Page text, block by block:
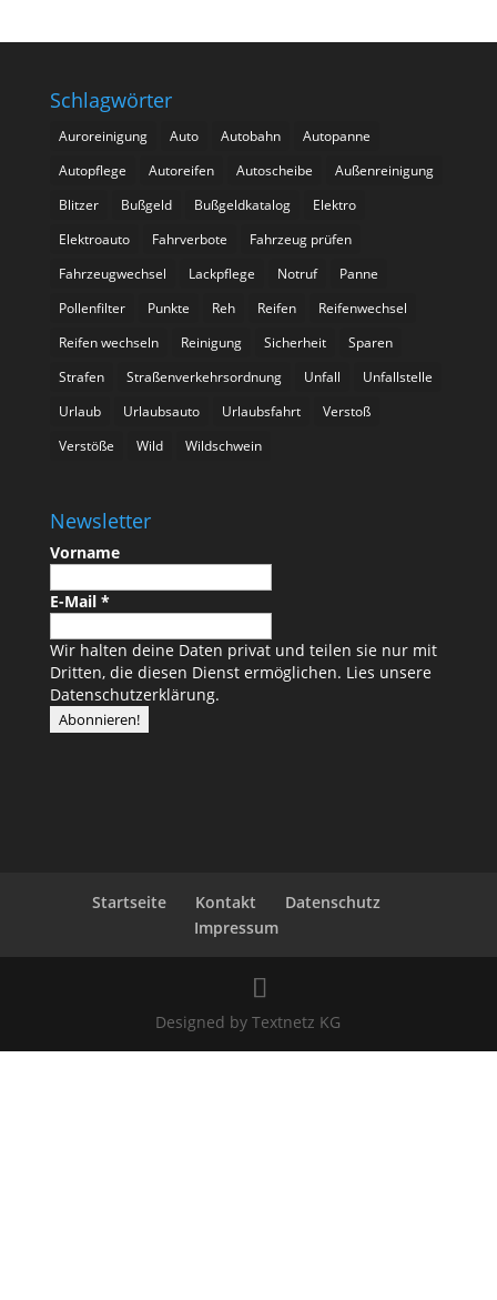
Schlagwörter
Auroreinigung Auto Autobahn
Autopanne
Autopflege
Autoreifen Autoscheibe
Außenreinigung
Blitzer
Bußgeld Bußgeldkatalog
Elektro
Elektroauto
Fahrverbote
Fahrzeug prüfen
Fahrzeugwechsel
Lackpflege Notruf
Panne
Pollenfilter
Punkte Reh Reifen
Reifenwechsel
Reifen wechseln
Reinigung Sicherheit
Sparen
Strafen
Straßenverkehrsordnung Unfall
Unfallstelle
Urlaub
Urlaubsauto Urlaubsfahrt
Verstoß
Verstöße
Wild Wildschwein
Newsletter
Vorname
E-Mail *
Wir halten deine Daten privat und teilen sie nur mit
Dritten, die diesen Dienst ermöglichen. Lies unsere
Datenschutzerklärung.
Startseite Kontakt
Datenschutz
Impressum
Designed by Textnetz KG